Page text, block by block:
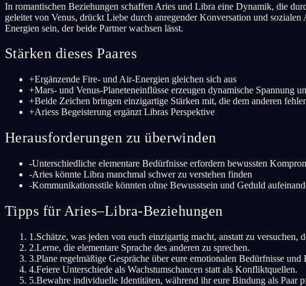
In romantischen Beziehungen schaffen Aries und Libra eine Dynamik, die
geleitet von Venus, drückt Liebe durch anregender Konversation und
Energien sein, der beide Partner wachsen lässt.
Stärken dieses Paares
+Ergänzende Fire- und Air-Energien gleichen sich aus
+Mars- und Venus-Planeteneinflüsse erzeugen dynamische Spannung
+Beide Zeichen bringen einzigartige Stärken mit, die dem anderen
+Ariess Begeisterung ergänzt Libras Perspektive
Herausforderungen zu überwinden
-Unterschiedliche elementare Bedürfnisse erfordern bewussten
-Aries könnte Libra manchmal schwer zu verstehen finden
-Kommunikationsstile könnten ohne Bewusstsein und Geduld
Tipps für Aries–Libra-Beziehungen
1 .Schätze, was jeden von euch einzigartig macht, anstatt zu versuchen,
2.Lerne, die elementare Sprache des anderen zu sprechen.
3.Plane regelmäßige Gespräche über eure emotionalen Bedürfnisse und
4.Feiere Unterschiede als Wachstumschancen statt als Konfliktquellen.
5.Bewahre individuelle Identitäten, während ihr eure Bindung als Paar